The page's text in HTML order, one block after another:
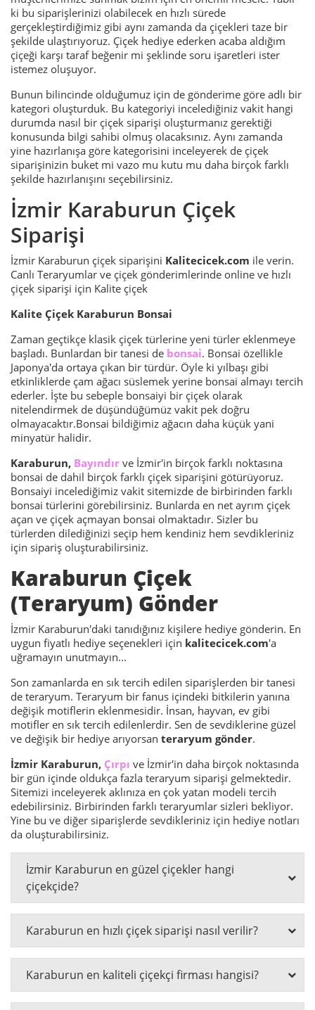
ki bu siparişlerinizi olabilecek en hızlı sürede
gerçekleştirdiğimiz gibi aynı zamanda da çiçekleri taze bir
şekilde ulaştırıyoruz. Çiçek hediye ederken acaba aldığım
çiçeği karşı taraf beğenir mi şeklinde soru işaretleri ister
istemez oluşuyor.
Bunun bilincinde olduğumuz için de gönderime göre adlı bir
kategori oluşturduk. Bu kategoriyi incelediğiniz vakit hangi
durumda nasıl bir çiçek siparişi oluşturmanız gerektiği
konusunda bilgi sahibi olmuş olacaksınız. Aynı zamanda
yine hazırlanışa göre kategorisini inceleyerek de çiçek
siparişinizin buket mi vazo mu kutu mu daha birçok farklı
şekilde hazırlanışını seçebilirsiniz.
İzmir Karaburun Çiçek
Siparişi
İzmir Karaburun çiçek siparişini Kalitecicek.com ile verin.
Canlı Teraryumlar ve çiçek gönderimlerinde online ve hızlı
çiçek siparişi için Kalite çiçek
Kalite Çiçek Karaburun Bonsai
Zaman geçtikçe klasik çiçek türlerine yeni türler eklenmeye
başladı. Bunlardan bir tanesi de bonsai. Bonsai özellikle
Japonya'da ortaya çıkan bir türdür. Öyle ki yılbaşı gibi
etkinliklerde çam ağacı süslemek yerine bonsai almayı tercih
ederler. İşte bu sebeple bonsaiyi bir çiçek olarak
nitelendirmek de düşündüğümüz vakit pek doğru
olmayacaktır.Bonsai bildiğimiz ağacın daha küçük yani
minyatür halidir.
Karaburun, Bayındır ve İzmir'in birçok farklı noktasına
bonsai de dahil birçok farklı çiçek siparişini götürüyoruz.
Bonsaiyi incelediğimiz vakit sitemizde de birbirinden farklı
bonsai türlerini görebilirsiniz. Bunlarda en net ayrım çiçek
açan ve çiçek açmayan bonsai olmaktadır. Sizler bu
türlerden dilediğinizi seçip hem kendiniz hem sevdikleriniz
için sipariş oluşturabilirsiniz.
Karaburun Çiçek
(Teraryum) Gönder
İzmir Karaburun'daki tanıdığınız kişilere hediye gönderin. En
uygun fiyatlı hediye seçenekleri için kalitecicek.com'a
uğramayın unutmayın...
Son zamanlarda en sık tercih edilen siparişlerden bir tanesi
de teraryum. Teraryum bir fanus içindeki bitkilerin yanına
değişik motiflerin eklenmesidir. İnsan, hayvan, ev gibi
motifler en sık tercih edilenlerdir. Sen de sevdiklerine güzel
ve değişik bir hediye arıyorsan teraryum gönder.
İzmir Karaburun, Çırpı ve İzmir'in daha birçok noktasında
bir gün içinde oldukça fazla teraryum siparişi gelmektedir.
Sitemizi inceleyerek aklınıza en çok yatan modeli tercih
edebilirsiniz. Birbirinden farklı teraryumlar sizleri bekliyor.
Yine bu ve diğer siparişlerde sevdikleriniz için hediye notları
da oluşturabilirsiniz.
İzmir Karaburun en güzel çiçekler hangi
çiçekçide?
Karaburun en hızlı çiçek siparişi nasıl verilir?
Karaburun en kaliteli çiçekçi firması hangisi?